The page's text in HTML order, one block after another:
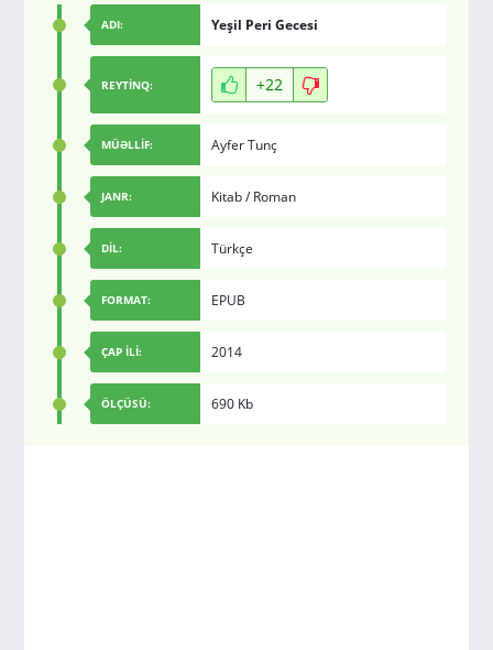
ADI: Yeşil Peri Gecesi
REYTİNQ: +22
MÜƏLLİF: Ayfer Tunç
JANR: Kitab/Roman
DİL: Türkçe
FORMAT: EPUB
ÇAP İLİ: 2014
ÖLÇÜSÜ: 690 Kb